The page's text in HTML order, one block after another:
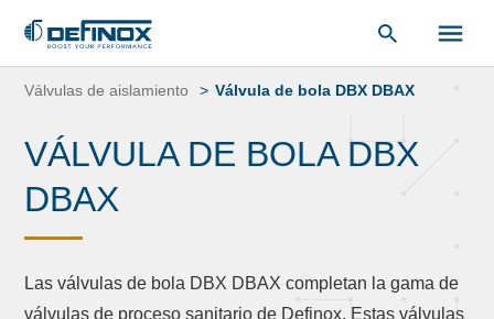
Saltar
Válvulas de aislamiento Válvula de bola DBX DBAX
VÁLVULA DE BOLA DBX
DBAX
Las válvulas de bola DBX DBAX completan la gama de
válvulas de proceso sanitario de Definox. Estas válvulas